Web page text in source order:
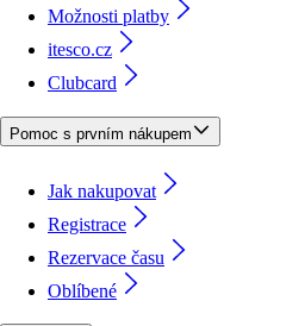
Možnosti platby
itesco.cz
Clubcard
Pomoc s prvním nákupem
Jak nakupovat
Registrace
Rezervace času
Oblíbené